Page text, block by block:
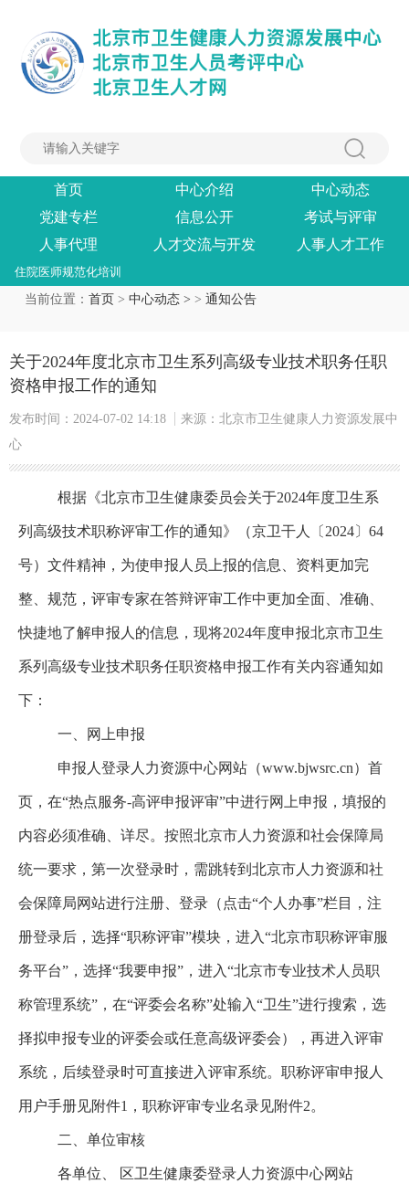
首页 中心介绍
中心动态
党建专栏
信息公开
考试与评审
人事代理
人才交流与开发 人事人才工作
住院医师规范化培训
当前位置： 首页 > 中心动态 > > 通知公告
关于2024年度北京市卫生系列高级专业技术职务任职
资格申报工作的通知
发布时间：2024-07-02 14:18
来源：北京市卫生健康人力资源发展中
心
根据《北京市卫生健康委员会关于2024年度卫生系
列高级技术职称评审工作的通知》（京卫干人〔2024〕64
号）文件精神，为使申报人员上报的信息、资料更加完
整、规范，评审专家在答辩评审工作中更加全面、准确、
快捷地了解申报人的信息，现将2024年度申报北京市卫生
系列高级专业技术职务任职资格申报工作有关内容通知如
下：
一、网上申报
申报人 登录人力资源中心网站（www.bjwsrc.cn）首
页，在“热点服务-高评申报评审”中进行网上申报，填报的
内容必须准确、 详尽。按照北京市人力资源和社会保障局
统一要求，第一次登录时，需跳转到北京市人力资源和社
会保障局网站进行注册、登录（点击“个人办事”栏目，注
册登录后，选择“职称评审”模块，进入“北京市职称评审服
务平台” ，选择“我要申报” ，进入“北京市专业技术人员职
称管理系统” ，在“评委会名称”处输入“卫生”进行搜索，选
择拟申报专业的评委会或任意高级评委会），再进入评审
系统，后续登录时可直接进入评审系统。职称评审申报人
用户手册见附件1，职称评审专业名录见附件2。
二、单位审核
各单位、 区卫生健康委登录人力资源中心网站